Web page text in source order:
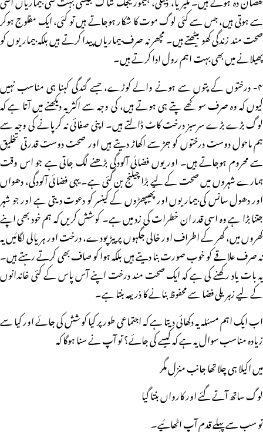
سے ہوتی ہیں، جس سے کئی لوگ موت کا شکار ہوجاتے ہیں تو کئی، ایک مفلوج ہوکر
صحت مند زندگی کھو بیٹھتے ہیں۔ مچھر نہ صرف بیماریاں پیدا کرتے ہیں بلکہ بیماریوں کو
پھیلانے میں بھی بہت اہم رول ادا کرتے ہیں۔
۴- درختوں کے پتوں سے ہونے والے کوڑے، جسے گندگی کہنا ہی مناسب نہیں
کیوں کہ وہ صرف سوکھے پتے ہی ہوتے ہیں، کی وجہ سے اکثر یہ دیکھنے میں آتا ہے کہ
لوگ بڑے بڑے سرسبز درخت کاٹ ڈالتے ہیں۔ اپنی صفائی نہ کرپانے کی وجہ سے
ہم ماحول دوست درختوں کو جڑ سے اکھاڑ دیتے ہیں اور صحت دوست قدرتی تخلیق
سے محروم ہوجاتے ہیں۔ اور یوں فضائی آلودگی بڑھنے لگ جاتی ہے جو اس وقت
ہمارے شہروں میں صحت کے لیے بڑا چیلنج بن گئی ہے۔ یہی فضائی آلودگی، دھواں
اور دھول سانس کی بیماریوں اور پھیپھڑوں کے کینسر کو دعوت دیتی ہے اور جو شہر
جتنا بڑا ہے وہ اسی قدر ان خطرات کی زد میں ہے۔ کوشش کریں کہ ہم خود بھی اپنے
گھروں میں، گھر کے اطراف اور خالی جگہوں پر پیڑ پودے، درخت اور ہریالی لگائیں یہ
نہ صرف علاقے کو خوب صورت بنا دیتے ہیں بلکہ ہوا کو صاف بھی کرتے رہتے ہیں۔
یہ بات یاد رکھنے کی ہے کہ ایک صحت مند درخت اپنے آس پاس کے کئی خاندانوں
کے لیے زہریلی فضا سے محفوظ بنانے کا ذریعہ بنتا ہے۔
اب ایک اہم مسئلہ یہ دکھائی دیتا ہے کہ اجتماعی طور پر کیا کوشش کی جائے اور کیا سے
زیادہ مناسب سوال یہ ہے کہ کیسے کی جائے؟ تو آپ نے سنا ہوگا کہ
میں اکیلا ہی چلا تھا جانب منزل مگر
لوگ ساتھ آتے گئے اور کارواں بنتا گیا
تو سب سے پہلے قدم آپ اٹھائیے۔